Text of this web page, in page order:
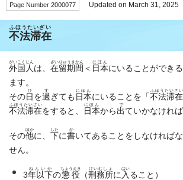
Page Number 2000077 Updated on March 31, 2025
不法滞在
ふほうたいざい
外国人
がいこくじん
は、 在留期間
ざいりゅうきかん
＜ 日本
にほん
にいることができる
ます。
その 日
ひ
を過
す
ぎても 日本
にほん
にいることを「 不法滞在
ふほうたいざい
不法滞在
ふほうたいざい
をすると、 日本
にほん
から 出
で
ていかなけれ
その他
ほか
に、 下
した
に書
か
いてあることをしなければ
せん。
3年以下
ねんいか
の懲役
ちょうえき
（刑務所
けいむしょ
に 入
はい
ること）